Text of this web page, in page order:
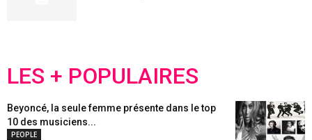
LES + POPULAIRES
Beyoncé, la seule femme présente dans le top
10 des musiciens...
PEOPLE